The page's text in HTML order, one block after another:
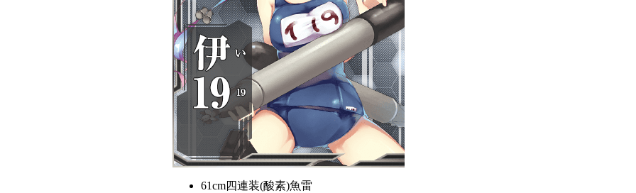
61cm四連装(酸素)魚雷